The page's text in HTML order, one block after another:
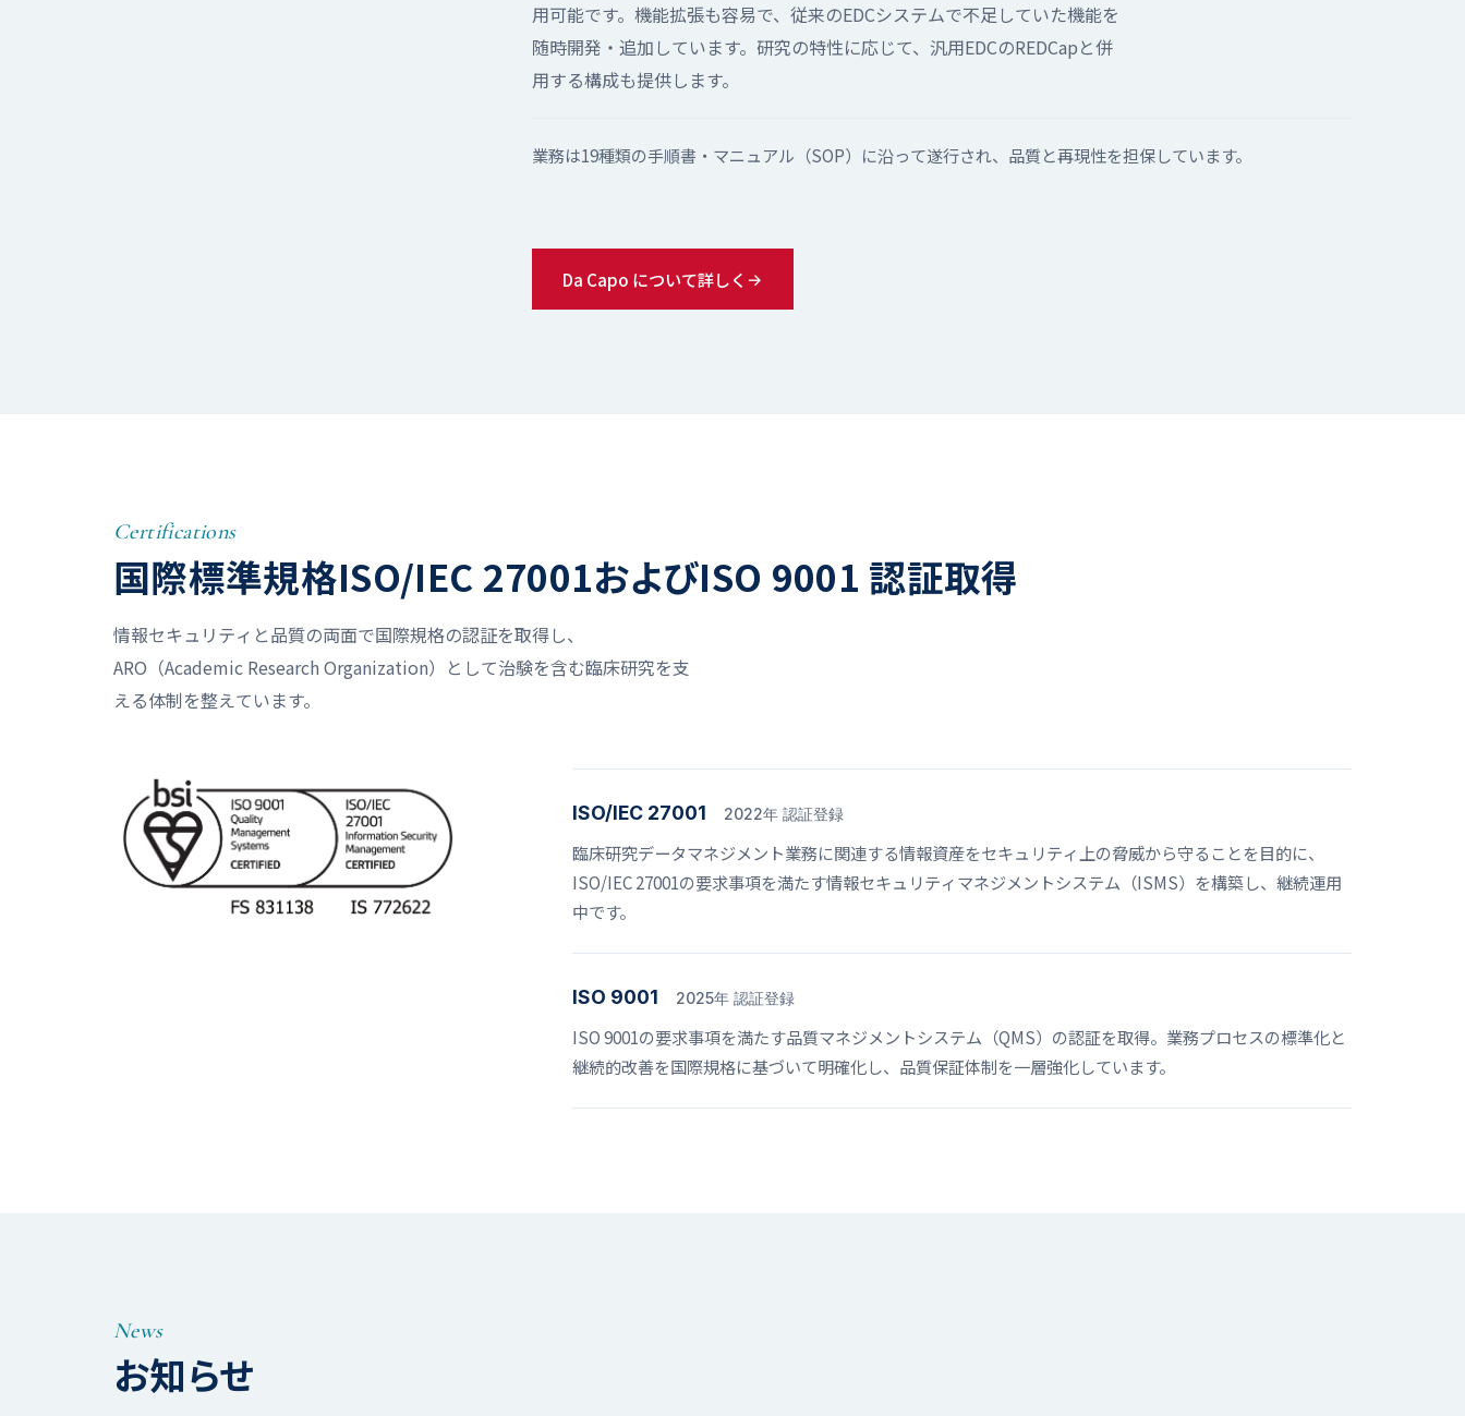
用可能です。機能拡張も容易で、従来のEDCシステムで不足していた機能を
随時開発・追加しています。研究の特性に応じて、汎用EDCのREDCapと併
用する構成も提供します。
業務は19種類の手順書・マニュアル（SOP）に沿って遂行され、品質と再現性を担保しています。
Da Capo について詳しく →
Certifications
国際標準規格ISO/IEC 27001およびISO 9001 認証取得
情報セキュリティと品質の両面で国際規格の認証を取得し、
ARO（Academic Research Organization）として治験を含む臨床研究を支
える体制を整えています。
ISO/IEC 27001 2022年 認証登録
臨床研究データマネジメント業務に関連する情報資産をセキュリティ上の脅威から守ることを目的に、
ISO/IEC 27001の要求事項を満たす情報セキュリティマネジメントシステム（ISMS）を構築し、継続運用
中です。
ISO 9001 2025年 認証登録
ISO 9001の要求事項を満たす品質マネジメントシステム（QMS）の認証を取得。業務プロセスの標準化と
継続的改善を国際規格に基づいて明確化し、品質保証体制を一層強化しています。
News
お知らせ